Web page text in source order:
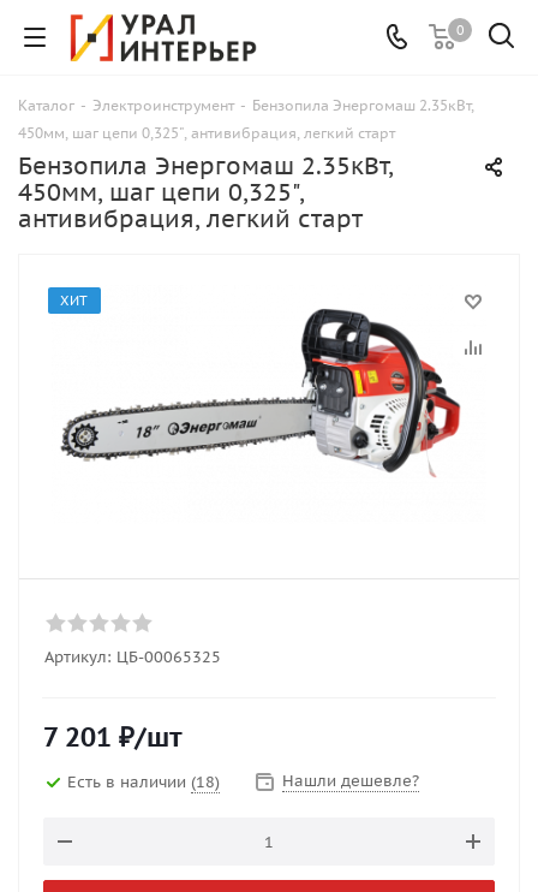
0
Каталог - Электроинструмент - Бензопила Энергомаш 2.35кВт,
450мм, шаг цепи 0,325", антивибрация, легкий старт
Бензопила Энергомаш 2.35кВт,
450мм, шаг цепи 0,325",
антивибрация, легкий старт
ХИТ
Артикул: ЦБ-00065325
7 201 ₽/шт
Есть в наличии (18) Нашли дешевле?